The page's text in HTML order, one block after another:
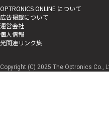
OPTRONICS ONLINE について
広告掲載について
運営会社
個人情報
光関連リンク集
Copyright (C) 2025 The Optronics Co.,